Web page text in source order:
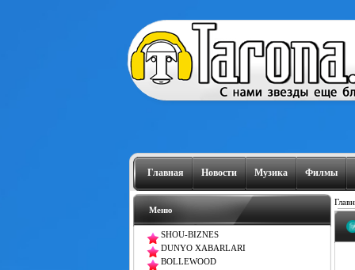
Главная Новости Музика Филмы
Меню
SHOU-BIZNES
DUNYO XABARLARI
BOLLEWOOD